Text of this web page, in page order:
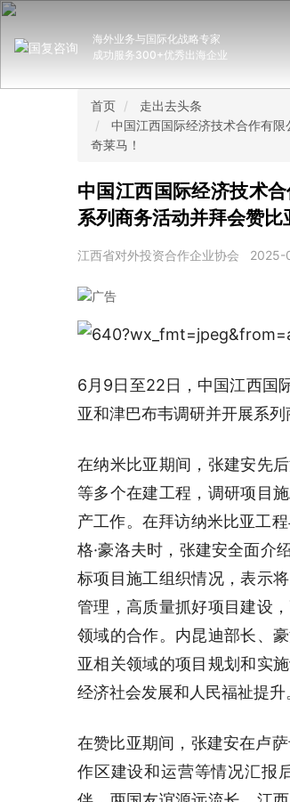
海外业务与国际化战略专家
成功服务300+优秀出海企业
首页
走出去头条
中国江西国际经济技术合作有
奇莱马！
中国江西国际经济技术
系列商务活动并拜会赞比
江西省对外投资合作企业协会 2025-
6月9日至22日，中国江西国
亚和津巴布韦调研并开展系列
在纳米比亚期间，张建安先
等多个在建工程，调研项目
产工作。在拜访纳米比亚工
格·豪洛夫时，张建安全面介
标项目施工组织情况，表示
管理，高质量抓好项目建设
领域的合作。内昆迪部长、
亚相关领域的项目规划和实
经济社会发展和人民福祉提升
在赞比亚期间，张建安在卢
作区建设和运营等情况汇报